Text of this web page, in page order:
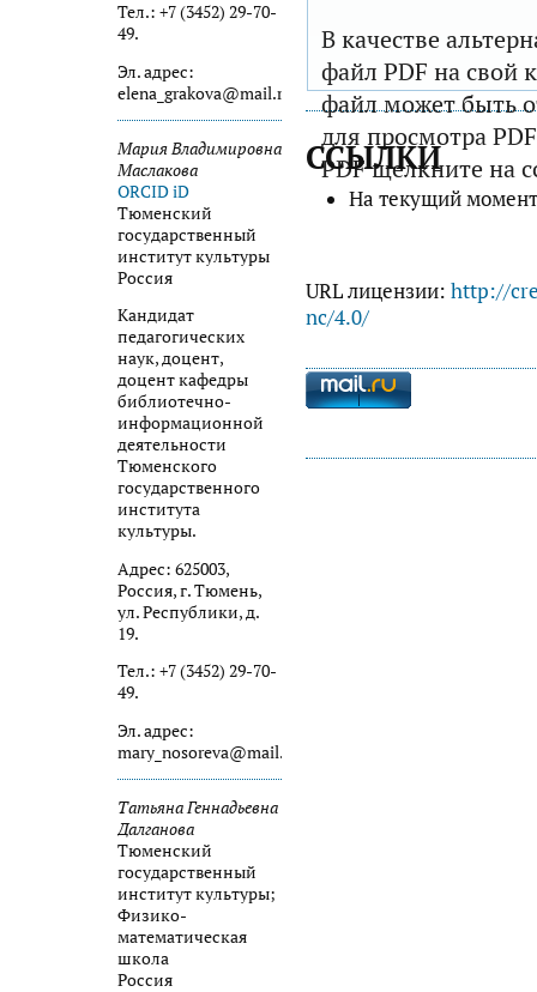
Тел.: +7 (3452) 29-70-
49.
Эл. адрес:
elena_grakova@mail.ru
Мария Владимировна
Маслакова
ORCID iD
Тюменский
государственный
институт культуры
Россия
Кандидат
педагогических
наук, доцент,
доцент кафедры
библиотечно-
информационной
деятельности
Тюменского
государственного
института
культуры.
Адрес: 625003,
Россия, г. Тюмень,
ул. Республики, д.
19.
Тел.: +7 (3452) 29-70-
49.
Эл. адрес:
mary_nosoreva@mail.ru
Татьяна Геннадьевна
Далганова
Тюменский
государственный
институт культуры;
Физико-
математическая
школа
Россия
В качестве
файл PDF на свой
файл может быть
для просмотра
PDF щелкните на
ССЫЛКИ
На текущий
URL лицензии: http://
nc/4.0/